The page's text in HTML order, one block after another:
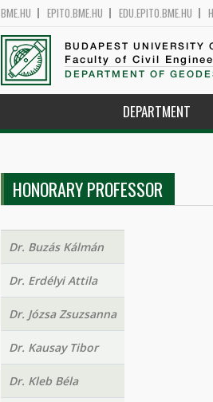
BME.HU EPITO.BME.HU EDU.EPITO.BME.HU
BUDAPEST UNIVERSITY
Faculty of Civil
DEPARTMENT OF
DEPARTMENT
HONORARY PROFESSOR
Dr. Buzás Kálmán
Dr. Erdélyi Attila
Dr. Józsa Zsuzsanna
Dr. Kausay Tibor
Dr. Kleb Béla